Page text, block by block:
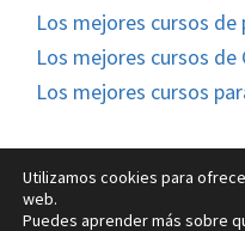
Los mejores cursos de
Los mejores cursos de
Los mejores cursos
Utilizamos cookies para
web.
Puedes aprender más sobre